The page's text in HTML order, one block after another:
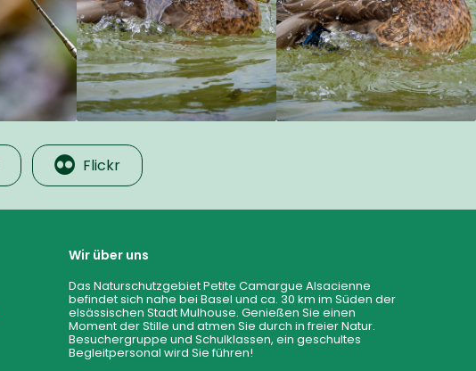
Flickr
Wir über uns
Das Naturschutzgebiet Petite Camargue Alsacienne
befindet sich nahe bei Basel und ca. 30 km im Süden der
elsässischen Stadt Mulhouse. Genießen Sie einen
Moment der Stille und atmen Sie durch in freier Natur.
Besuchergruppe und Schulklassen, ein geschultes
Begleitpersonal wird Sie führen!